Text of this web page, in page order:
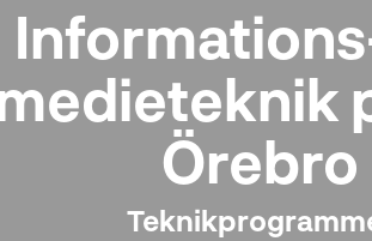
Örebro